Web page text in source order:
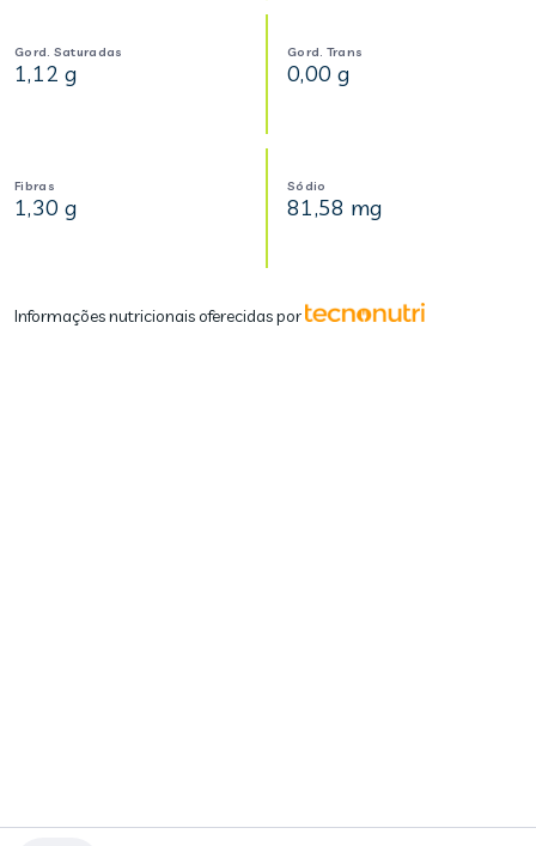
Gord. Saturadas
1,12 g
Gord. Trans
0,00 g
Fibras
1,30 g
Sódio
81,58 mg
Informações nutricionais oferecidas por